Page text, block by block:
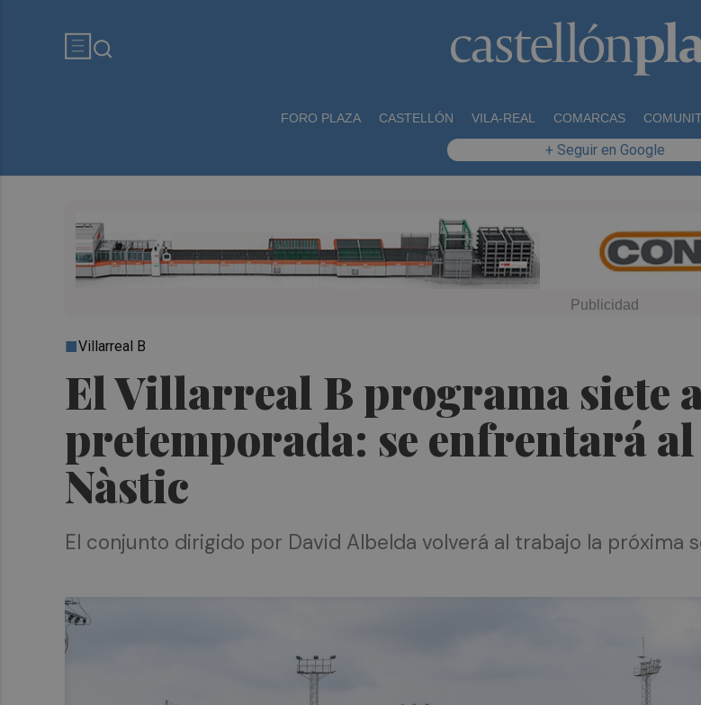
FORO PLAZA CASTELLÓN VILA-REAL COMARCAS
+ Seguir en Google
El Villarreal B programa siete
pretemporada: se enfrentará al
Nàstic
Villarreal B
El conjunto dirigido por David Albelda volverá al trabajo la próxima